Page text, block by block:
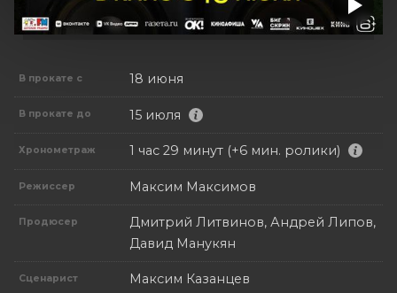
В прокате с 18 июня
В прокате до 15 июля
Хронометраж 1 час 29 минут (+6 мин. ролики)
Режиссер Максим Максимов
Продюсер
Дмитрий Литвинов, Андрей Липов,
Давид Манукян
Сценарист Максим Казанцев